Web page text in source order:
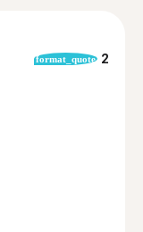
format_quote 2